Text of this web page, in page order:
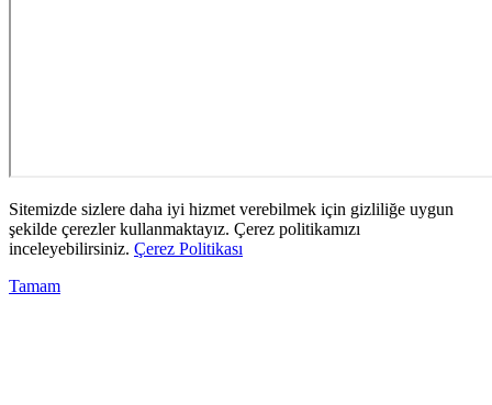
Sitemizde sizlere daha iyi hizmet verebilmek için gizliliğe uygun
şekilde çerezler kullanmaktayız. Çerez politikamızı
inceleyebilirsiniz. Çerez Politikası
Tamam